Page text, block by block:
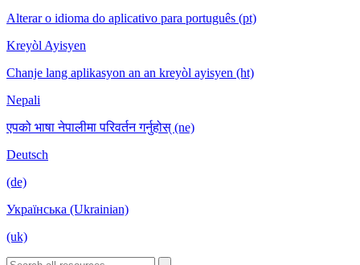
Alterar o idioma do aplicativo para português (pt)
Kreyòl Ayisyen
Chanje lang aplikasyon an an kreyòl ayisyen (ht)
Nepali
एपको भाषा नेपालीमा परिवर्तन गर्नुहोस् (ne)
Deutsch
(de)
Українська (Ukrainian)
(uk)